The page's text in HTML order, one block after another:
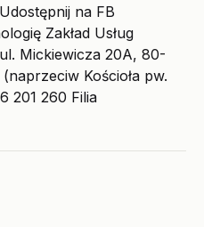
na FB
Zakład Usług
Mickiewicza 20A, 80-
Kościoła pw.
201 260 Filia